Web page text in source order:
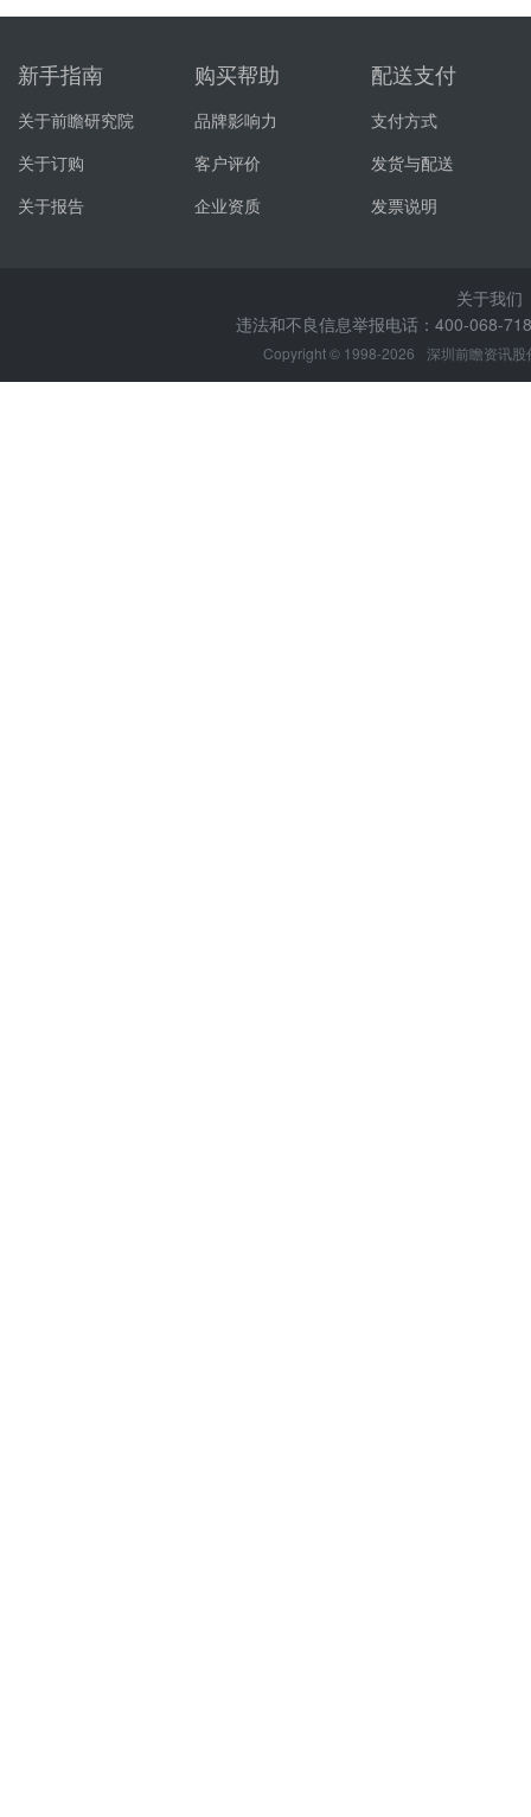
新手指南
关于前瞻研究院
关于订购
关于报告
购买帮助
品牌影响力
客户评价
企业资质
配送支付
支付方式
发货与配送
发票说明
关于我们
违法和不良信息举报电话：400-068-
Copyright © 1998-2026 深圳前瞻资讯股